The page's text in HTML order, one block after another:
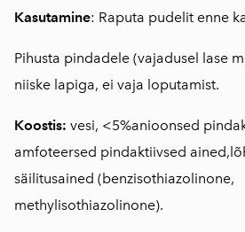
Kasutamine: Raputa pudelit enne
Pihusta pindadele (vajadusel lase
niiske lapiga, ei vaja loputamist.
Koostis: vesi, <5%anioonsed
amfoteersed pindaktiivsed
säilitusained (benzisothiazolinone,
methylisothiazolinone).